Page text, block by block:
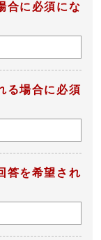
合に必須にな
る場合に必須
答を希望され